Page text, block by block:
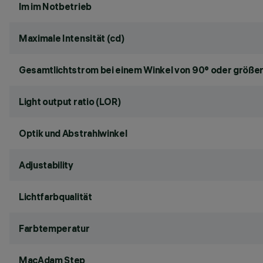
lm im Notbetrieb
Maximale Intensität (cd)
Gesamtlichtstrom bei einem Winkel von 90° oder
Light output ratio (LOR)
Optik und Abstrahlwinkel
Adjustability
Lichtfarbqualität
Farbtemperatur
MacAdam Step